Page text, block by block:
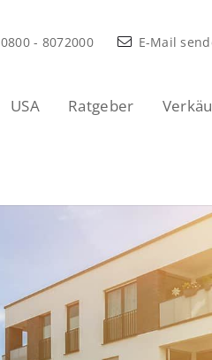
0800 - 8072000 E-Mail
USA Ratgeber